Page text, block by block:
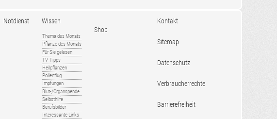
Notdienst Wissen
Thema des Monats
Pflanze des Monats
Für Sie gelesen
TV-Tipps
Heilpflanzen
Pollenflug
Impfungen
Blut-/Organspende
Selbsthilfe
Berufsbilder
Interessante Links
Shop
Kontakt
Sitemap
Datenschutz
Verbraucherrechte
Barrierefreiheit